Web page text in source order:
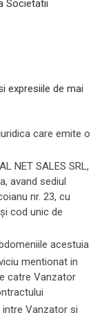
Societatii
expresiile de mai
care emite o
NET SALES SRL,
avand sediul
nr. 23, cu
cod unic de
acestuia
mentionat in
catre Vanzator
Vanzator si